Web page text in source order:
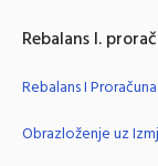
Rebalans I.
Rebalans I
Obrazloženje uz